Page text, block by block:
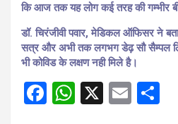
कि आज तक यह लोग कई तरह की गम्भीर
डॉ. चिरंजीवी पवार, मेडिकल ऑफिसर ने
सत्र और अभी तक लगभग डेढ़ सौ सैम्पल
भी कोविड के लक्षण नही मिले है।
F
W X
E